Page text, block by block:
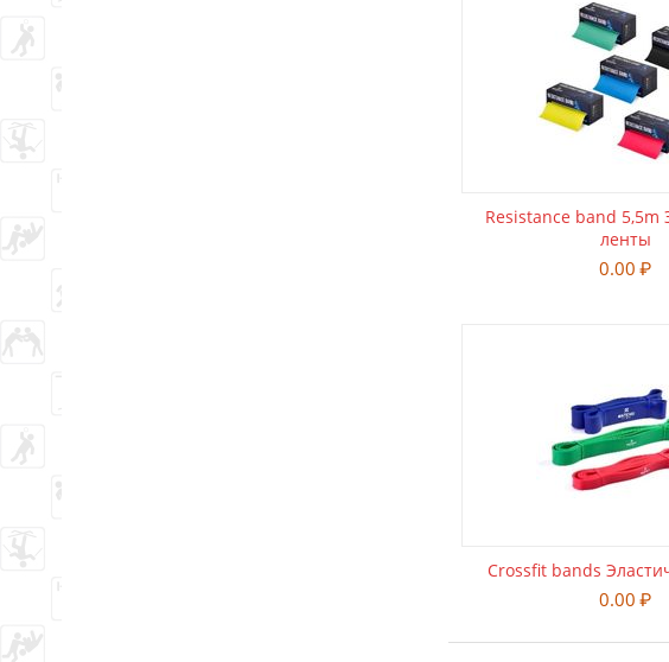
Resistance band 5,5m
ленты
0.00 ₽
Crossfit bands
0.00 ₽